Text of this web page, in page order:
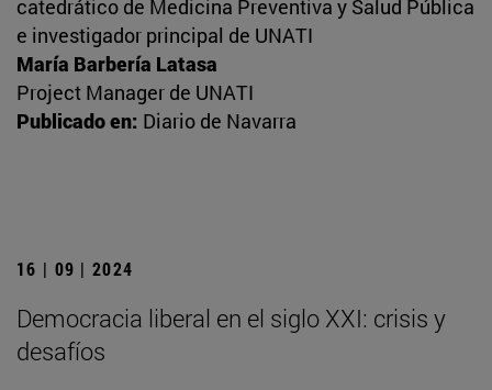
catedrático de Medicina Preventiva y Salud Pública
e investigador principal de UNATI
María Barbería Latasa
Project Manager de UNATI
Publicado en: Diario de Navarra
16 | 09 | 2024
Democracia liberal en el siglo XXI: crisis y
desafíos